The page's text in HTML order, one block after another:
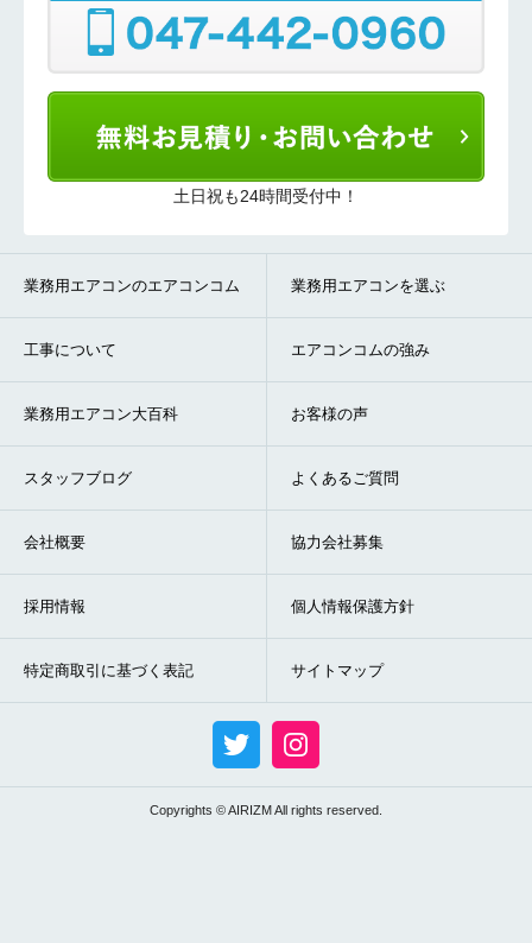
土日祝も24時間受付中！
業務用エアコンのエアコンコム 業務用エアコンを選ぶ
工事について エアコンコムの強み
業務用エアコン大百科 お客様の声
スタッフブログ よくあるご質問
会社概要 協力会社募集
採用情報 個人情報保護方針
特定商取引に基づく表記 サイトマップ
Copyrights © AIRIZM All rights reserved.